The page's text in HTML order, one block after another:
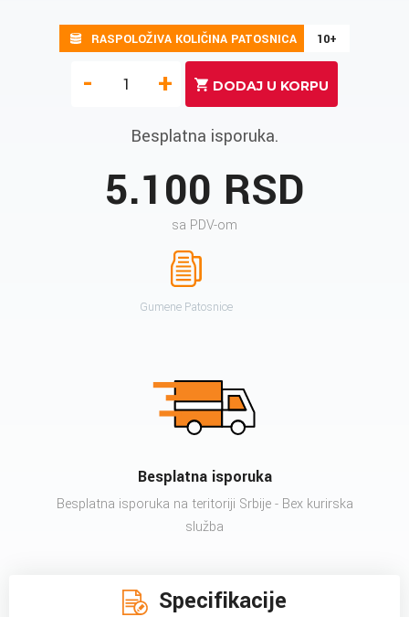
RASPOLOŽIVA KOLIČINA PATOSNICA 10+
- +
Besplatna isporuka.
5.100 RSD
sa PDV-om
Gumene Patosnice
Besplatna isporuka
Besplatna isporuka na teritoriji Srbije - Bex kurirska
služba
Specifikacije